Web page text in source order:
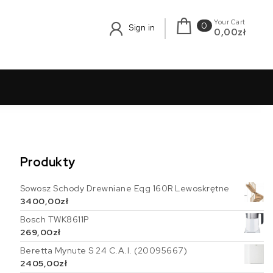
Sign in 0 Your Cart
0,00zł
Produkty
Sowosz Schody Drewniane Eqg 160R Lewoskrętne
3400,00zł
Bosch TWK8611P
269,00zł
Beretta Mynute S 24 C.A.I. (20095667)
2405,00zł